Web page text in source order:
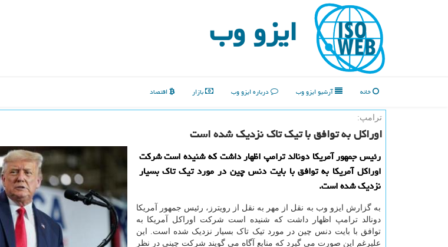
ایزو وب
خانه آرشیو ایزو وب درباره ایزو وب بازار اقتصاد
ترامپ:
اوراكل به توافق با تیك تاك نزدیك شده است
رئیس جمهور آمریكا دونالد ترامپ اظهار داشت كه شنیده است شركت
اوراكل آمریكا به توافق با بایت دنس چین در مورد تیك تاك بسیار
نزدیك شده است.
به گزارش ایزو وب به نقل از مهر به نقل از رویترز، رئیس جمهور آمریکا
دونالد ترامپ اظهار داشت که شنیده است شرکت اوراکل آمریکا به
توافق با بایت دنس چین در مورد تیک تاک بسیار نزدیک شده است. این
علیرغم این صورت می گیرد که منابع آگاه می گویند شرکت چینی در نظر